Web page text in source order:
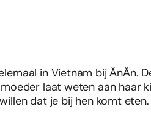
in Vietnam bij ĂnĂn.
laat weten aan haar
dat je bij hen komt